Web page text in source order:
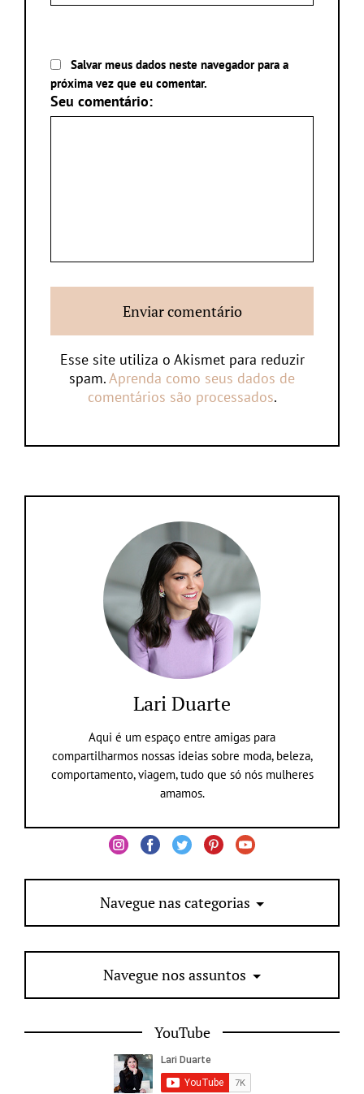
Salvar meus dados neste navegador para a
próxima vez que eu comentar.
Seu comentário:
Esse site utiliza o Akismet para reduzir
spam.Aprenda como seus dados de
comentários são processados.
Lari Duarte
Aqui é um espaço entre amigas para
compartilharmos nossas ideias sobre moda, beleza,
comportamento, viagem, tudo que só nós mulheres
amamos.
Navegue nas categorias
Navegue nos assuntos
YouTube